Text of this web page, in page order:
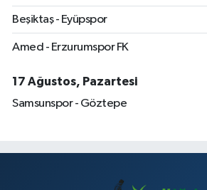
Beşiktaş - Eyüpspor
Amed - Erzurumspor FK
17 Ağustos, Pazartesi
Samsunspor - Göztepe